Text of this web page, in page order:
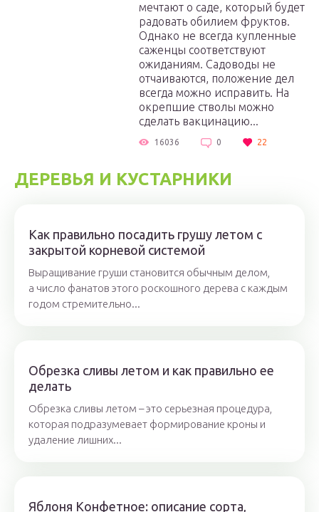
мечтают о саде, который будет
радовать обилием фруктов.
Однако не всегда купленные
саженцы соответствуют
ожиданиям. Садоводы не
отчаиваются, положение дел
всегда можно исправить. На
окрепшие стволы можно
сделать вакцинацию...
16036 0 22
ДЕРЕВЬЯ И КУСТАРНИКИ
Как правильно посадить грушу летом с
закрытой корневой системой
Выращивание груши становится обычным делом,
а число фанатов этого роскошного дерева с каждым
годом стремительно...
Обрезка сливы летом и как правильно ее
делать
Обрезка сливы летом – это серьезная процедура,
которая подразумевает формирование кроны и
удаление лишних...
Яблоня Конфетное: описание сорта,